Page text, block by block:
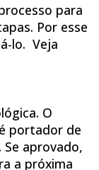
para
Por esse
lo. Veja
O
portador de
aprovado,
a próxima